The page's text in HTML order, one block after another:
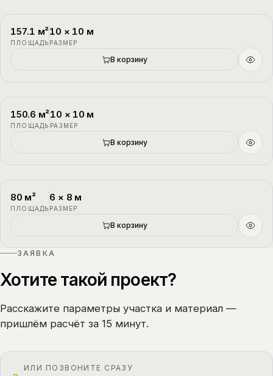
П-2
157.1 м²
ПЛОЩАДЬ
10 × 10 м
РАЗМЕР
В корзину
П-3
150.6 м²
ПЛОЩАДЬ
10 × 10 м
РАЗМЕР
В корзину
П-4
80 м²
ПЛОЩАДЬ
6 × 8 м
РАЗМЕР
В корзину
ЗАЯВКА
Хотите такой проект?
Расскажите параметры участка и материал —
пришлём расчёт за 15 минут.
ИЛИ ПОЗВОНИТЕ СРАЗУ